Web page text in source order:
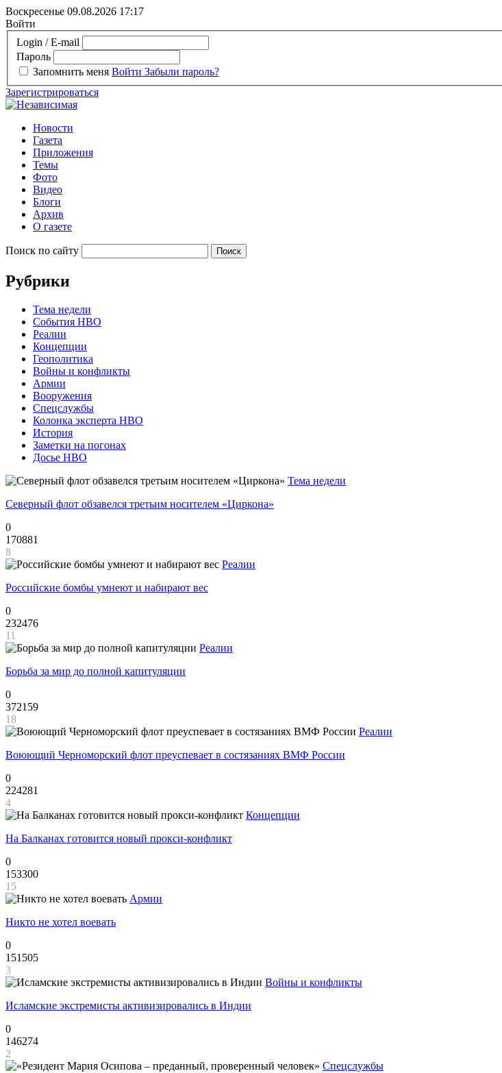
Воскресенье 09.08.2026 17:17
Войти
Login / E-mail
Пароль
Запомнить меня Войти Забыли пароль?
Зарегистрироваться
Новости
Газета
Приложения
Темы
Фото
Видео
Блоги
Архив
О газете
Поиск по сайту
Рубрики
Тема недели
События НВО
Реалии
Концепции
Геополитика
Войны и конфликты
Армии
Вооружения
Спецслужбы
Колонка эксперта НВО
История
Заметки на погонах
Досье НВО
Тема недели
Северный флот обзавелся третьим носителем «Циркона»
0
170881
8
Реалии
Российские бомбы умнеют и набирают вес
0
232476
11
Реалии
Борьба за мир до полной капитуляции
0
372159
18
Реалии
Воюющий Черноморский флот преуспевает в состязаниях ВМФ России
0
224281
4
Концепции
На Балканах готовится новый прокси-конфликт
0
153300
15
Армии
Никто не хотел воевать
0
151505
3
Войны и конфликты
Исламские экстремисты активизировались в Индии
0
146274
2
Спецслужбы